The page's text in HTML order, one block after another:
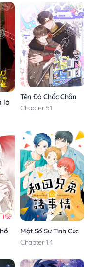
nói dối
Tên Đó Chắc Chắn Là
Chapter 51
Một Số Sự Tình Của
Chapter 1.4